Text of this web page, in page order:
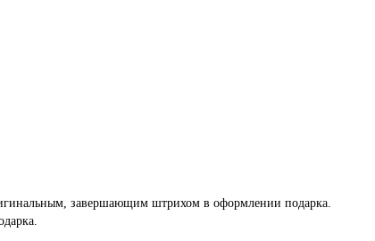
завершающим штрихом в оформлении подарка.